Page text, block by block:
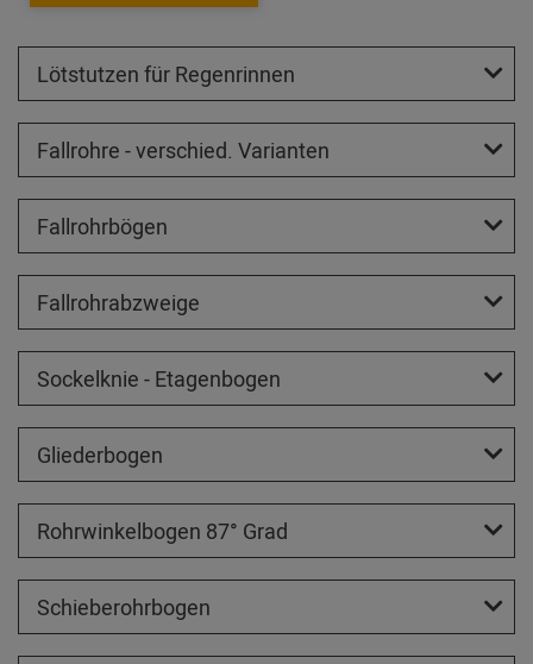
Lötstutzen für Regenrinnen
Fallrohre - verschied. Varianten
Fallrohrbögen
Fallrohrabzweige
Sockelknie - Etagenbogen
Gliederbogen
Rohrwinkelbogen 87° Grad
Schieberohrbogen